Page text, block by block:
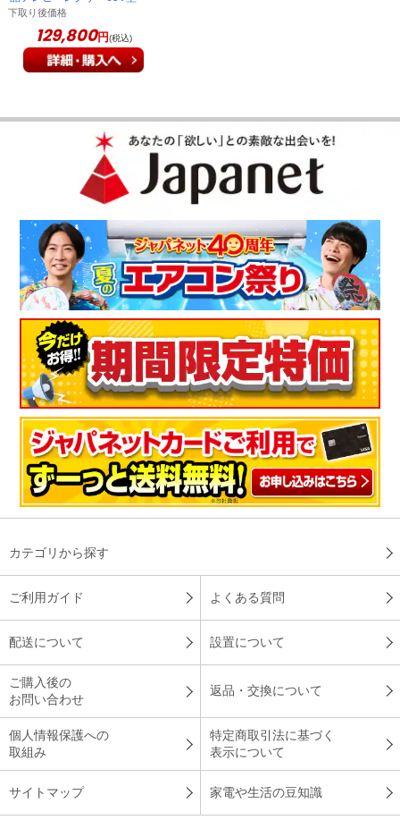
65M550M
下取り後価格
129,800円(税込)
カテゴリから探す
ご利用ガイド よくある質問
配送について 設置について
ご購入後の
お問い合わせ
返品・交換について
個人情報保護への
取組み
特定商取引法に基づく
表示について
サイトマップ 家電や生活の豆知識